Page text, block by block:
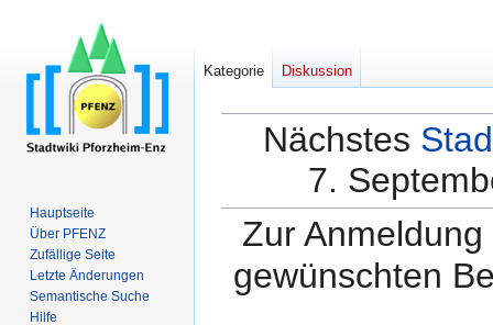
Nächstes
7.
Zur
gewünschten
Kategorie Diskussion
Hauptseite
Über PFENZ
Zufällige Seite
Letzte Änderungen
Semantische Suche
Hilfe